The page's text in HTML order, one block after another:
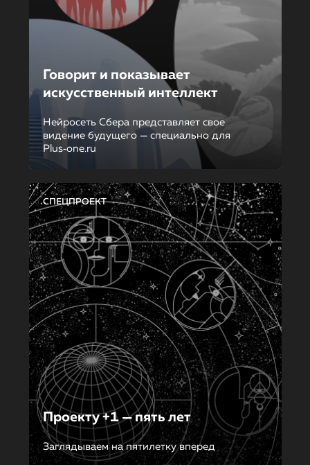
Говорит и показывает
искусственный интеллект
Нейросеть Сбера представляет свое
видение будущего — специально для
Plus‑one.ru
СПЕЦПРОЕКТ
Проекту +1 — пять лет
Заглядываем на пятилетку вперед